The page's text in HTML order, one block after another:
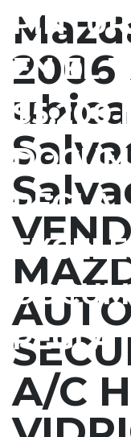
EN EL
$5,200
REGLA.
REGLA
2006
A/C